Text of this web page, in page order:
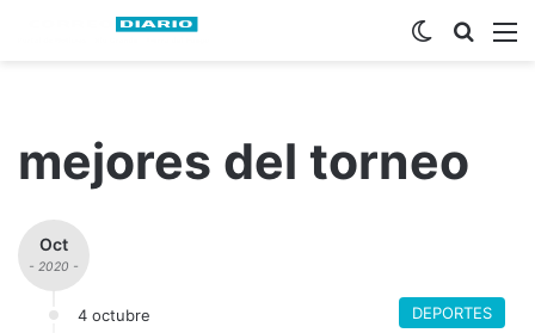
Buscar
Switch skin
mejores del torneo
Oct
- 2020 -
4 octubre DEPORTES